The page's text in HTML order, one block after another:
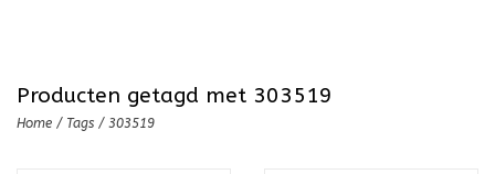
Producten getagd met 303519
Home / Tags / 303519